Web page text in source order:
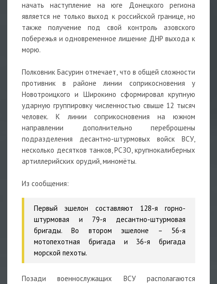
начать наступление на юге Донецкого региона
является не только выход к российской границе, но
также получение под свой контроль азовского
побережья и одновременное лишение ДНР выхода к
морю.
Полковник Басурин отмечает, что в общей сложности
противник в районе линии соприкосновения у
Новотроицкого и Широкино сформировал крупную
ударную группировку численностью свыше 12 тысяч
человек. К линии соприкосновения на южном
направлении дополнительно переброшены
подразделения десантно-штурмовых войск ВСУ,
несколько десятков танков, РСЗО, крупнокалиберных
артиллерийских орудий, миномёты.
Из сообщения:
Первый эшелон составляют 128-я горно-
штурмовая и 79-я десантно-штурмовая
бригады. Во втором эшелоне – 56-я
мотопехотная бригада и 36-я бригада
морской пехоты.
Позади военнослужащих ВСУ располагаются